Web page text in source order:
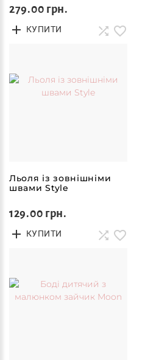
279.00 грн.
КУПИТИ
Льоля із зовнішніми
швами Style
129.00 грн.
КУПИТИ